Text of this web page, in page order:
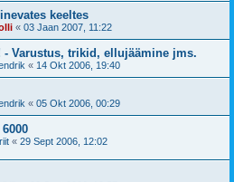
keeltes
« 03 Jaan 2007, 11:22
- Varustus, trikid, ellujäämine jms.
« 14 Okt 2006, 19:40
« 05 Okt 2006, 00:29
« 29 Sept 2006, 12:02